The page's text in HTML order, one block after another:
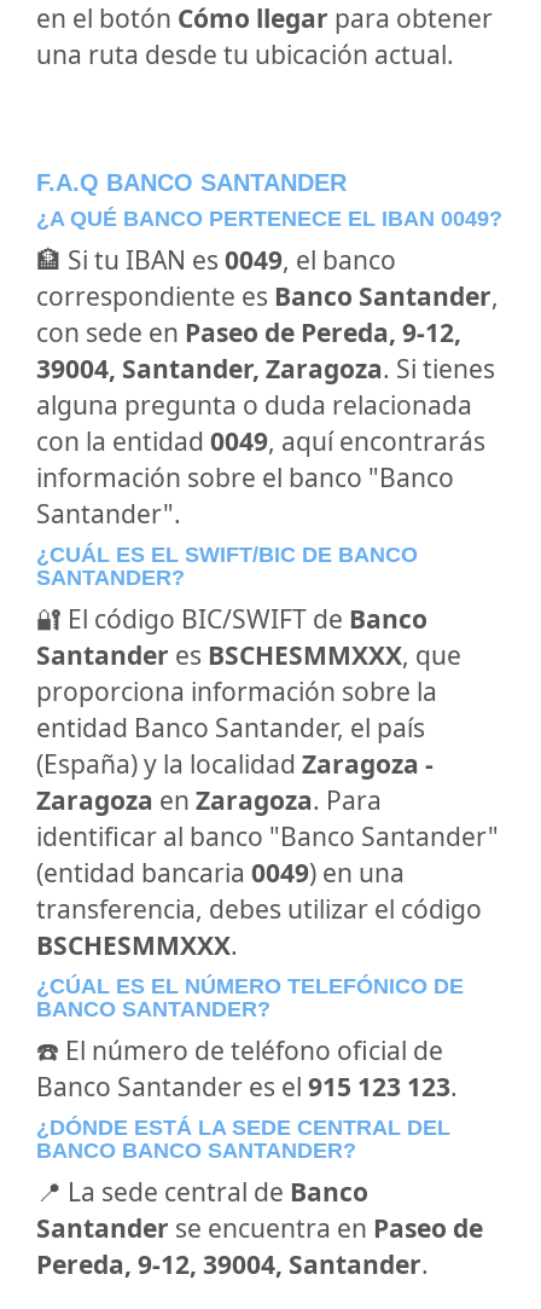
en el botón Cómo llegar para obtener
una ruta desde tu ubicación actual.
F.A.Q BANCO SANTANDER
¿A QUÉ BANCO PERTENECE EL IBAN 0049?
🏦 Si tu IBAN es 0049, el banco
correspondiente es Banco Santander,
con sede en Paseo de Pereda, 9-12,
39004, Santander, Zaragoza. Si tienes
alguna pregunta o duda relacionada
con la entidad 0049, aquí encontrarás
información sobre el banco "Banco
Santander".
¿CUÁL ES EL SWIFT/BIC DE BANCO
SANTANDER?
🔐 El código BIC/SWIFT de Banco
Santander es BSCHESMMXXX, que
proporciona información sobre la
entidad Banco Santander, el país
(España) y la localidad Zaragoza -
Zaragoza en Zaragoza. Para
identificar al banco "Banco Santander"
(entidad bancaria 0049) en una
transferencia, debes utilizar el código
BSCHESMMXXX.
¿CÚAL ES EL NÚMERO TELEFÓNICO DE
BANCO SANTANDER?
☎️ El número de teléfono oficial de
Banco Santander es el 915 123 123.
¿DÓNDE ESTÁ LA SEDE CENTRAL DEL
BANCO BANCO SANTANDER?
📍 La sede central de Banco
Santander se encuentra en Paseo de
Pereda, 9-12, 39004, Santander.